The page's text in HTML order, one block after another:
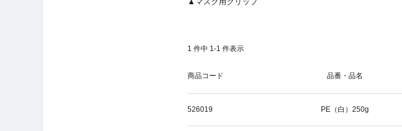
1 件中 1 -1 件表示
商品コード 品番・品名
526019 PE（白）250g